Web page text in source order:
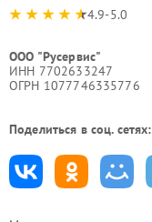
4.9-5.0
ООО "Русервис"
ИНН 7702633247
ОГРН 1077746335776
Поделиться в соц. сетях: